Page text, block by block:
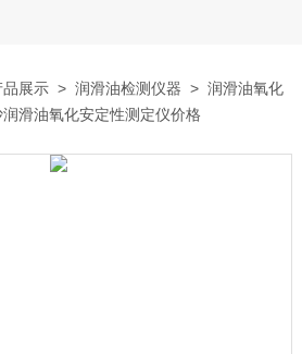
品展示 >润滑油检测仪器 >润滑油氧化
滑油氧化安定性测定仪价格